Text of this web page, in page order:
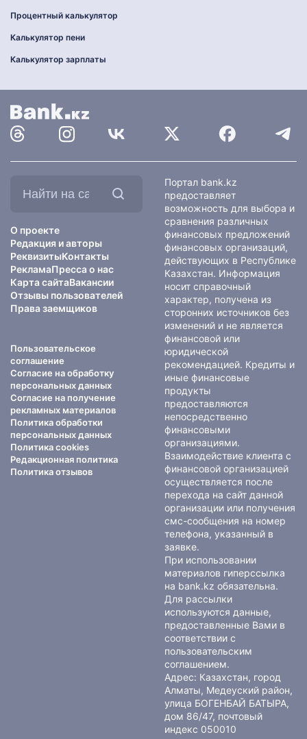
Процентный калькулятор
Калькулятор пени
Калькулятор зарплаты
О проекте
Редакция и авторы
РеквизитыКонтакты
РекламаПресса о нас
Карта сайтаВакансии
Отзывы пользователей
Права заемщиков
Пользовательское
соглашение
Согласие на обработку
персональных данных
Согласие на получение
рекламных материалов
Политика обработки
персональных данных
Политика cookies
Редакционная политика
Политика отзывов
Портал bank.kz
предоставляет
возможность для выбора и
сравнения различных
финансовых предложений
финансовых организаций,
действующих в Республике
Казахстан. Информация
носит справочный
характер, получена из
сторонних источников без
изменений и не является
финансовой или
юридической
рекомендацией. Кредиты и
иные финансовые
продукты
предоставляются
непосредственно
финансовыми
организациями.
Взаимодействие клиента с
финансовой организацией
осуществляется после
перехода на сайт данной
организации или получения
смс-сообщения на номер
телефона, указанный в
заявке.
При использовании
материалов гиперссылка
на bank.kz обязательна.
Для рассылки
используются данные,
предоставленные Вами в
соответствии с
пользовательским
соглашением.
Адрес: Казахстан, город
Алматы, Медеуский район,
улица БОГЕНБАЙ БАТЫРА,
дом 86/47, почтовый
индекс 050010